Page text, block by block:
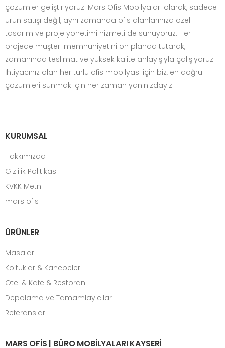
çözümler geliştiriyoruz. Mars Ofis Mobilyaları olarak, sadece
ürün satışı değil, aynı zamanda ofis alanlarınıza özel
tasarım ve proje yönetimi hizmeti de sunuyoruz. Her
projede müşteri memnuniyetini ön planda tutarak,
zamanında teslimat ve yüksek kalite anlayışıyla çalışıyoruz.
İhtiyacınız olan her türlü ofis mobilyası için biz, en doğru
çözümleri sunmak için her zaman yanınızdayız.
KURUMSAL
Hakkımızda
Gizlilik Politikasi
KVKK Metni
mars ofis
ÜRÜNLER
Masalar
Koltuklar & Kanepeler
Otel & Kafe & Restoran
Depolama ve Tamamlayıcılar
Referanslar
MARS OFIS | BÜRO MOBILYALARI KAYSERI